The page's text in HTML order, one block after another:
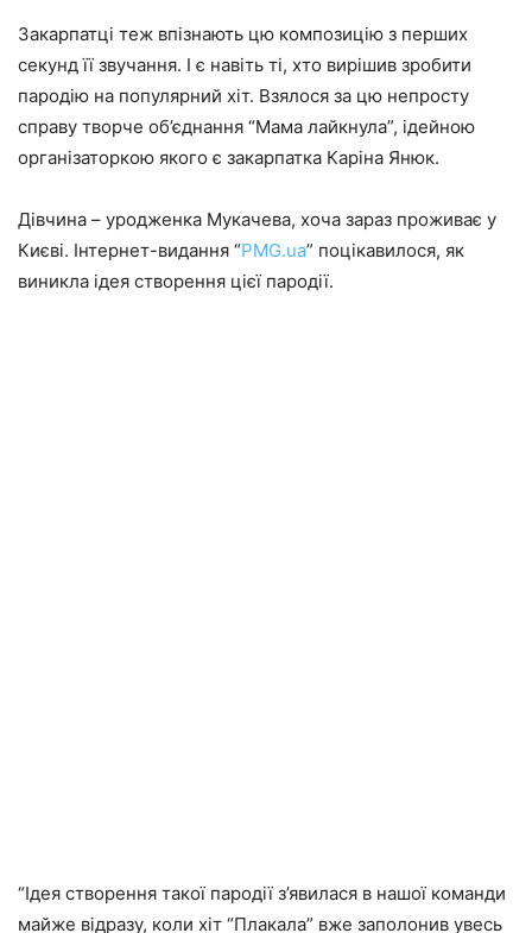
Закарпатці теж впізнають цю композицію з перших
секунд її звучання. І є навіть ті, хто вирішив зробити
пародію на популярний хіт. Взялося за цю непросту
справу творче об’єднання “Мама лайкнула”, ідейною
організаторкою якого є закарпатка Каріна Янюк.
Дівчина – уродженка Мукачева, хоча зараз проживає у
Києві. Інтернет-видання “PMG.ua” поцікавилося, як
виникла ідея створення цієї пародії.
“Ідея створення такої пародії з’явилася в нашої команди
майже відразу, коли хіт “Плакала” вже заполонив увесь